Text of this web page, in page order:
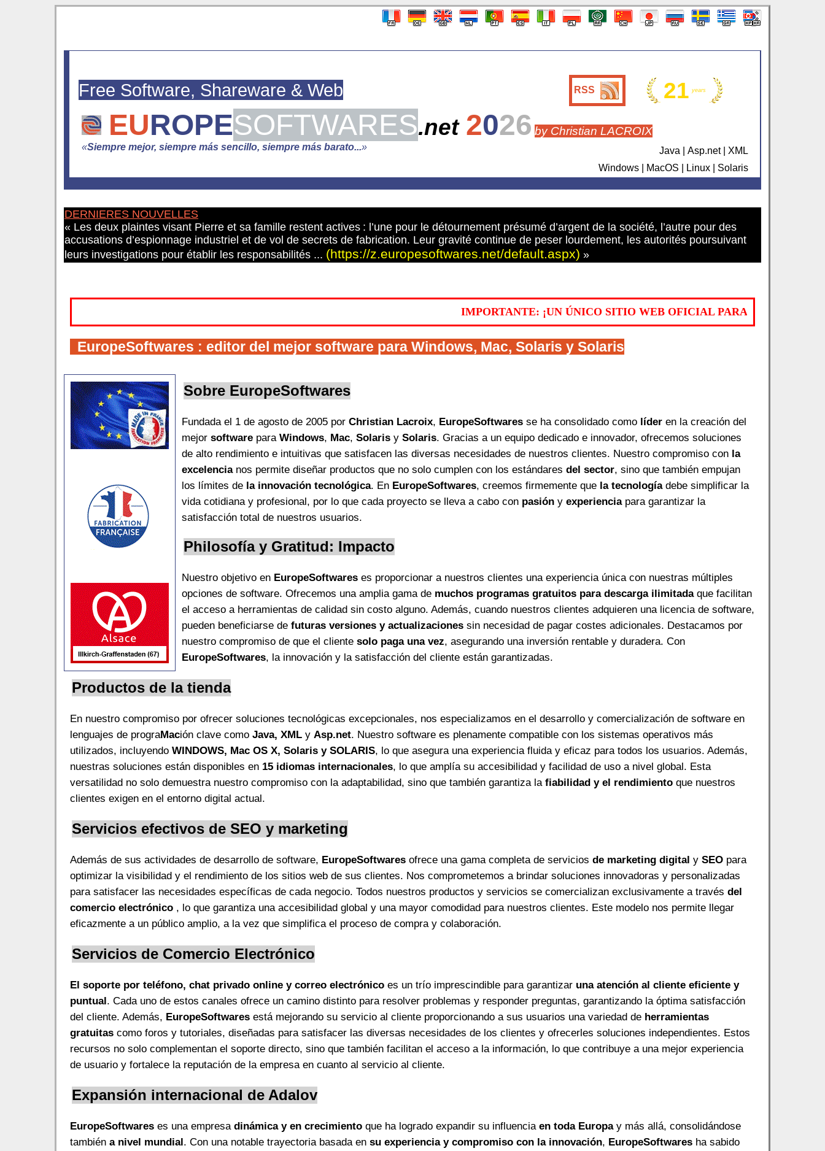
Free Software, Shareware & Web RSS 21 years
EUROPESOFTWARES.net 2026 by Christian LACROIX
«Siempre mejor, siempre más sencillo, siempre más barato...»
Java | Asp.net | XML
Windows | MacOS | Linux | Solaris
DERNIERES NOUVELLES
« Les deux plaintes visant Pierre et sa famille restent actives : l’une pour le détournement présumé d’argent de la société, l’autre pour des
accusations d’espionnage industriel et de vol de secrets de fabrication. Leur gravité continue de peser lourdement, les autorités poursuivant
leurs investigations pour établir les responsabilités ... (https://z.europesoftwares.net/default.aspx) »
IMPORTANTE: ¡UN ÚNICO SITIO WEB OFICIAL PARA LA COMPRA DE
EuropeSoftwares : editor del mejor software para Windows, Mac, Solaris y Solaris
Sobre EuropeSoftwares
Fundada el 1 de agosto de 2005 por Christian Lacroix, EuropeSoftwares se ha consolidado como líder en la creación del
mejor software para Windows, Mac, Solaris y Solaris. Gracias a un equipo dedicado e innovador, ofrecemos soluciones
de alto rendimiento e intuitivas que satisfacen las diversas necesidades de nuestros clientes. Nuestro compromiso con la
excelencianos permite diseñar productos que no solo cumplen con los estándares del sector, sino que también empujan
los límites de la innovación tecnológica. En EuropeSoftwares, creemos firmemente que la tecnologíadebe simplificar la
vida cotidiana y profesional, por lo que cada proyecto se lleva a cabo con pasión y experienciapara garantizar la
satisfacción total de nuestros usuarios.
Philosofía y Gratitud: Impacto
Nuestro objetivo en EuropeSoftwares es proporcionar a nuestros clientes una experiencia única con nuestras múltiples
opciones de software. Ofrecemos una amplia gama de muchos programas gratuitos para descarga ilimitadaque facilitan
el acceso a herramientas de calidad sin costo alguno. Además, cuando nuestros clientes adquieren una licencia de software,
pueden beneficiarse de futuras versiones y actualizaciones sin necesidad de pagar costes adicionales. Destacamos por
nuestro compromiso de que el cliente solo paga una vez, asegurando una inversión rentable y duradera. Con
EuropeSoftwares, la innovación y la satisfacción del cliente están garantizadas.
Productos de la tienda
En nuestro compromiso por ofrecer soluciones tecnológicas excepcionales, nos especializamos en el desarrollo y comercialización de software en
lenguajes de prograMación clave como Java, XML y Asp.net. Nuestro software es plenamente compatible con los sistemas operativos más
utilizados, incluyendo WINDOWS, Mac OS X, Solaris y SOLARIS, lo que asegura una experiencia fluida y eficaz para todos los usuarios. Además,
nuestras soluciones están disponibles en 15 idiomas internacionales, lo que amplía su accesibilidad y facilidad de uso a nivel global. Esta
versatilidad no solo demuestra nuestro compromiso con la adaptabilidad, sino que también garantiza la fiabilidad y el rendimiento que nuestros
clientes exigen en el entorno digital actual.
Servicios efectivos de SEO y marketing
Además de sus actividades de desarrollo de software, EuropeSoftwares ofrece una gama completa de servicios de marketing digital y SEO para
optimizar la visibilidad y el rendimiento de los sitios web de sus clientes. Nos comprometemos a brindar soluciones innovadoras y personalizadas
para satisfacer las necesidades específicas de cada negocio. Todos nuestros productos y servicios se comercializan exclusivamente a través del
comercio electrónico , lo que garantiza una accesibilidad global y una mayor comodidad para nuestros clientes. Este modelo nos permite llegar
eficazmente a un público amplio, a la vez que simplifica el proceso de compra y colaboración.
Servicios de Comercio Electrónico
El soporte por teléfono, chat privado online y correo electrónico es un trío imprescindible para garantizar una atención al cliente eficiente y
puntual. Cada uno de estos canales ofrece un camino distinto para resolver problemas y responder preguntas, garantizando la óptima satisfacción
del cliente. Además, EuropeSoftwares está mejorando su servicio al cliente proporcionando a sus usuarios una variedad de herramientas
gratuitas como foros y tutoriales, diseñadas para satisfacer las diversas necesidades de los clientes y ofrecerles soluciones independientes. Estos
recursos no solo complementan el soporte directo, sino que también facilitan el acceso a la información, lo que contribuye a una mejor experiencia
de usuario y fortalece la reputación de la empresa en cuanto al servicio al cliente.
Expansión internacional de Adalov
EuropeSoftwares es una empresa dinámica y en crecimiento que ha logrado expandir su influencia en toda Europay más allá, consolidándose
también a nivel mundial. Con una notable trayectoria basada en su experiencia y compromiso con la innovación, EuropeSoftwares ha sabido